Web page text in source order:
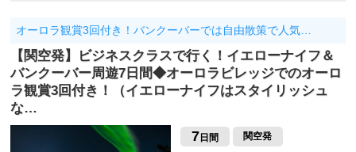
オーロラ観賞3回付き！バンクーバーでは自由散策で人気…
【関空発】ビジネスクラスで行く！イエローナイフ＆
バンクーバー周遊7日間◆オーロラビレッジでのオーロ
ラ観賞3回付き！（イエローナイフはスタイリッシュ
な…
7 日間 関空発